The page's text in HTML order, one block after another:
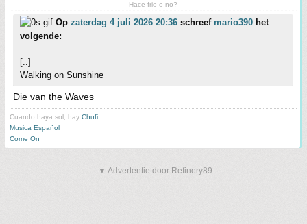
Hace frio o no?
Op zaterdag 4 juli 2026 20:36 schreef mario390 het
volgende:
[..]
Walking on Sunshine
Die van the Waves
Cuando haya sol, hay Chufi
Musica Español
Come On
▼ Advertentie door Refinery89